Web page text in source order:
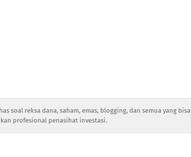
soal reksa dana, saham, emas, blogging, dan semua yang bisa
profesional penasihat investasi.